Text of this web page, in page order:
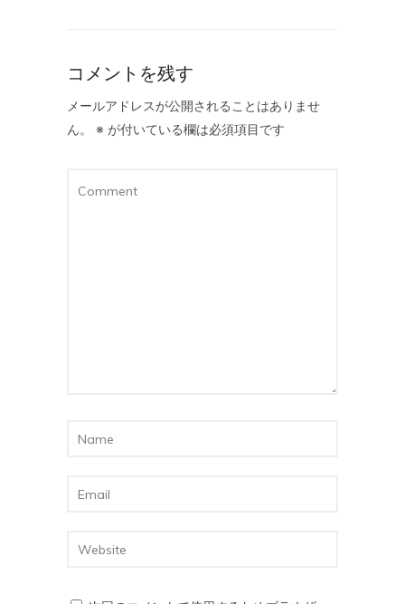
コメントを残す
メールアドレスが公開されることはありませ
ん。
※ が付いている欄は必須項目です